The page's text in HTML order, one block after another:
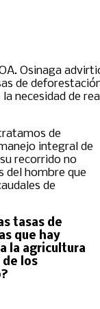
Osinaga
de
necesidad de
de
integral de
recorrido no
del hombre que
de
tasas de
que hay
la agricultura
de los